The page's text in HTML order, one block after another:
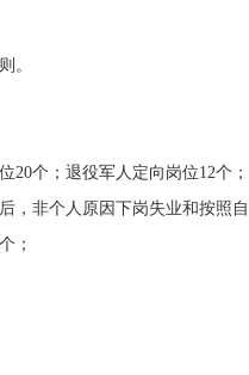
。
20个；退役军人定向岗位12个
，非个人原因下岗失业和按照
；